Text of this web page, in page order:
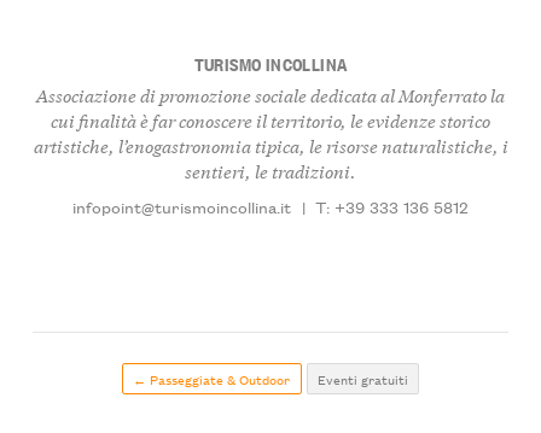
TURISMO INCOLLINA
Associazione di promozione sociale dedicata al Monferrato la
cui finalità è far conoscere il territorio, le evidenze storico
artistiche, l’enogastronomia tipica, le risorse naturalistiche, i
sentieri, le tradizioni.
infopoint@turismoincollina.it | T: +39 333 136 5812
← Passeggiate & Outdoor Eventi gratuiti